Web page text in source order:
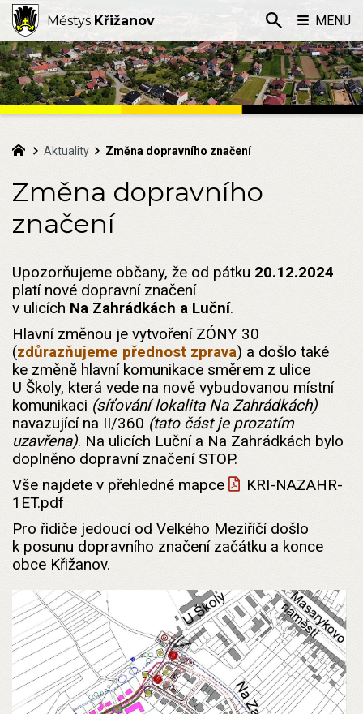
Aktuality Změna dopravního značení
Změna dopravního
značení
Upozorňujeme občany, že od pátku 20.12.2024
platí nové dopravní značení
v ulicích Na Zahrádkách a Luční.
Hlavní změnou je vytvoření ZÓNY 30
(zdůrazňujeme přednost zprava) a došlo také
ke změně hlavní komunikace směrem z ulice
U Školy, která vede na nově vybudovanou místní
komunikaci (síťování lokalita Na Zahrádkách)
navazující na II/360 (tato část je prozatím
uzavřena). Na ulicích Luční a Na Zahrádkách bylo
doplněno dopravní značení STOP.
Vše najdete v přehledné mapce
KRI-NAZAHR-
1ET.pdf
Pro řidiče jedoucí od Velkého Meziříčí došlo
k posunu dopravního značení začátku a konce
obce Křižanov.
Městys Křižanov MENU